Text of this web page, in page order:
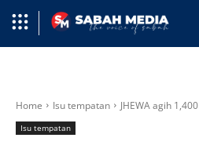
Home Isu tempatan JHEWA agih
Isu tempatan